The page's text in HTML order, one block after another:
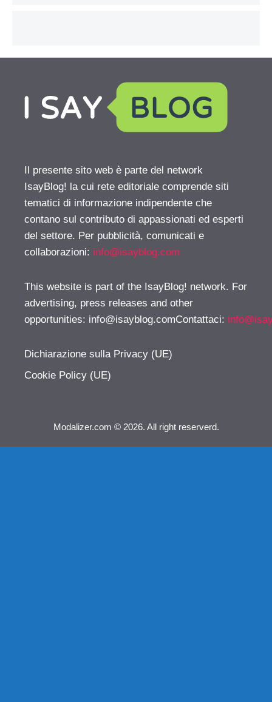
Il presente sito web è parte del network
IsayBlog! la cui rete editoriale comprende siti
tematici di informazione indipendente che
contano sul contributo di appassionati ed esperti
del settore. Per pubblicità, comunicati e
collaborazioni: info@isayblog.com
This website is part of the IsayBlog! network. For
advertising, press releases and other
opportunities: info@isayblog.comContattaci:
Dichiarazione sulla Privacy (UE)
Cookie Policy (UE)
Modalizer.com © 2026. All right reserverd.